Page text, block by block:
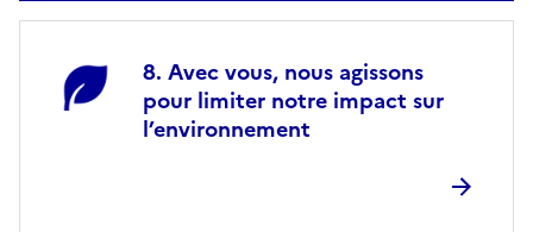
Avec vous, nous agissons
pour limiter notre impact sur
l’environnement